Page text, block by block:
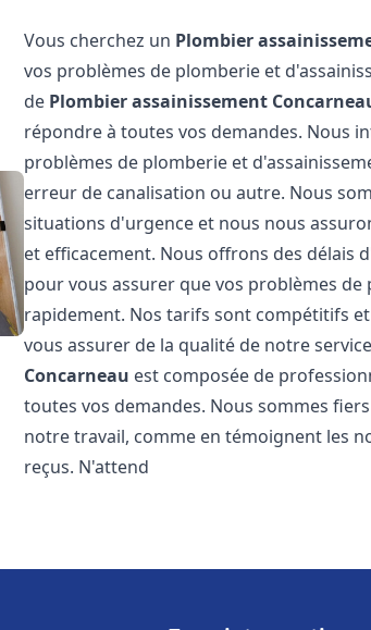
Vous cherchez un Plombier
vos problèmes de plomberie et
de Plombier assainissement
répondre à toutes vos demandes. Nous
problèmes de plomberie et
erreur de canalisation ou autre. Nous
situations d'urgence et nous nous
et efficacement. Nous offrons des délais
pour vous assurer que vos problèmes
rapidement. Nos tarifs sont compétitifs
vous assurer de la qualité de notre
Concarneau est composée de
toutes vos demandes. Nous sommes
notre travail, comme en témoignent les
reçus. N'attend